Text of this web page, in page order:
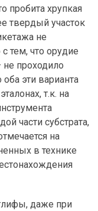
пробита хрупкая
твердый участок
не
тем, что орудие
не проходило
эти варианта
т.к. на
части субстрата,
на
в технике
даже при